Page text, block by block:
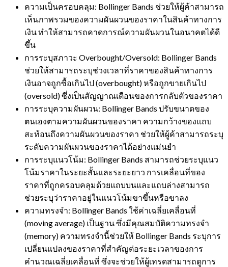
ความเป็นครอบคลุม: Bollinger Bands ช่วยให้ผู้ค้าสามารถ
เห็นภาพรวมของความผันผวนของราคาในสินค้าทางการ
เงิน ทำให้สามารถคาดการณ์ความผันผวนในอนาคตได้ดี
ขึ้น
การระบุสภาวะ Overbought/Oversold: Bollinger Bands
ช่วยให้สามารถระบุช่วงเวลาที่ราคาของสินค้าทางการ
เงินอาจถูกซื้อเกินไป (overbought) หรือถูกขายเกินไป
(oversold) ซึ่งเป็นสัญญาณเตือนของการกลับตัวของราคา
การระบุความผันผวน: Bollinger Bands ปรับขนาดของ
ตนเองตามความผันผวนของราคา ความกว้างของแถบ
สะท้อนถึงความผันผวนของราคา ช่วยให้ผู้ค้าสามารถระบุ
ระดับความผันผวนของราคาได้อย่างแม่นยำ
การระบุแนวโน้ม: Bollinger Bands สามารถช่วยระบุแนว
โน้มราคาในระยะสั้นและระยะยาว การเคลื่อนที่ของ
ราคาที่ถูกครอบคลุมด้วยแถบบนและแถบล่างสามารถ
ช่วยระบุว่าราคาอยู่ในแนวโน้มขาขึ้นหรือขาลง
ความทรงจำ: Bollinger Bands ใช้ค่าเฉลี่ยเคลื่อนที่
(moving average) เป็นฐาน ซึ่งมีคุณสมบัติความทรงจำ
(memory) ความทรงจำนี้ช่วยให้ Bollinger Bands ระบุการ
เปลี่ยนแปลงของราคาที่สำคัญต่อระยะเวลาของการ
คำนวณเฉลี่ยเคลื่อนที่ ซึ่งจะช่วยให้ผู้เทรดสามารถดูการ